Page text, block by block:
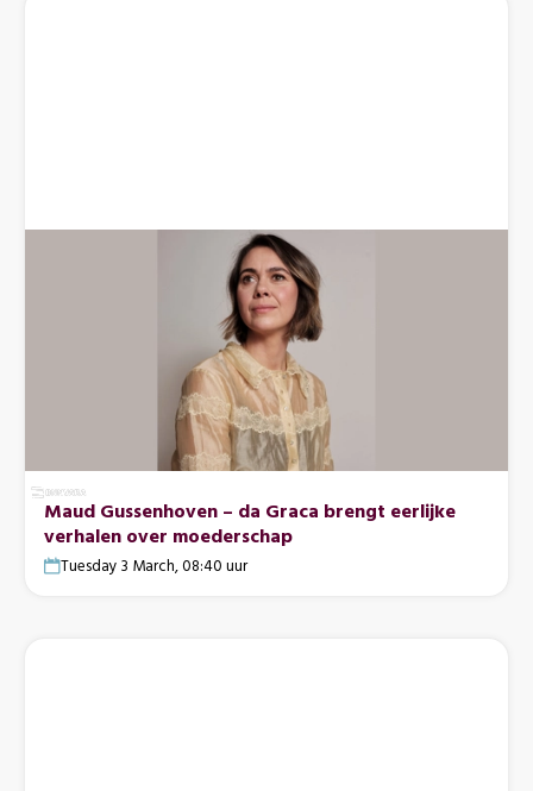
Maud Gussenhoven – da Graca brengt eerlijke
verhalen over moederschap
Tuesday 3 March, 08:40 uur